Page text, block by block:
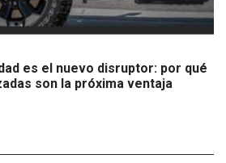
es el nuevo disruptor: por qué
son la próxima ventaja